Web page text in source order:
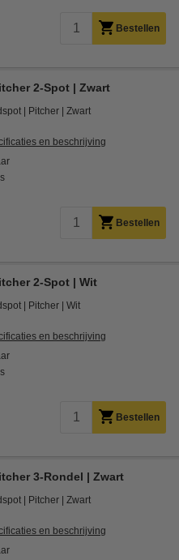
Bestellen
2-Spot | Zwart
Pitcher Zwart
en beschrijving
Bestellen
2-Spot | Wit
Pitcher Wit
en beschrijving
Bestellen
3-Rondel | Zwart
Pitcher Zwart
en beschrijving